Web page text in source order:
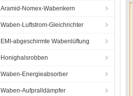
Aramid-Nomex-Wabenkern
Waben-Luftstrom-Gleichrichter
EMI-abgeschirmte Wabenlüftung
Honighalsrobben
Waben-Energieabsorber
Waben-Aufpralldämpfer